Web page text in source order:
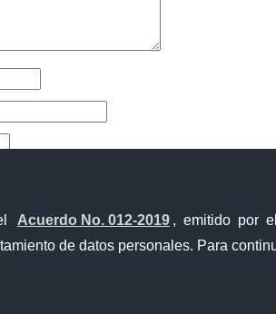
Acuerdo No. 012-2019 , emitido por
de datos personales. Para